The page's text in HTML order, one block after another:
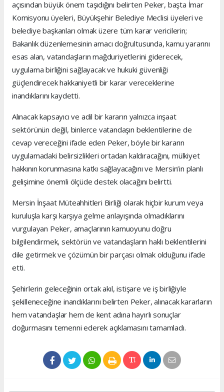
açısından büyük önem taşıdığını belirten Peker, başta İmar
Komisyonu üyeleri, Büyükşehir Belediye Meclisi üyeleri ve
belediye başkanları olmak üzere tüm karar vericilerin;
Bakanlık düzenlemesinin amacı doğrultusunda, kamu yararını
esas alan, vatandaşların mağduriyetlerini giderecek,
uygulama birliğini sağlayacak ve hukuki güvenliği
güçlendirecek hakkaniyetli bir karar vereceklerine
inandıklarını kaydetti.
Alınacak kapsayıcı ve adil bir kararın yalnızca inşaat
sektörünün değil, binlerce vatandaşın beklentilerine de
cevap vereceğini ifade eden Peker, böyle bir kararın
uygulamadaki belirsizlikleri ortadan kaldıracağını, mülkiyet
hakkının korunmasına katkı sağlayacağını ve Mersin’in planlı
gelişimine önemli ölçüde destek olacağını belirtti.
Mersin İnşaat Müteahhitleri Birliği olarak hiçbir kurum veya
kuruluşla karşı karşıya gelme anlayışında olmadıklarını
vurgulayan Peker, amaçlarının kamuoyunu doğru
bilgilendirmek, sektörün ve vatandaşların haklı beklentilerini
dile getirmek ve çözümün bir parçası olmak olduğunu ifade
etti.
Şehirlerin geleceğinin ortak akıl, istişare ve iş birliğiyle
şekilleneceğine inandıklarını belirten Peker, alınacak kararların
hem vatandaşlar hem de kent adına hayırlı sonuçlar
doğurmasını temenni ederek açıklamasını tamamladı.